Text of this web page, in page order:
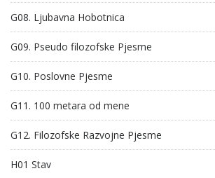
G08. Ljubavna Hobotnica
G09. Pseudo filozofske Pjesme
G10. Poslovne Pjesme
G11. 100 metara od mene
G12. Filozofske Razvojne Pjesme
H01 Stav